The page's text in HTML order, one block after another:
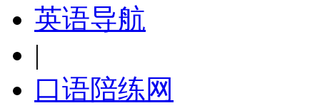
英语导航
|
口语陪练网